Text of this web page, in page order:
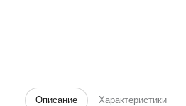
Описание Характеристики